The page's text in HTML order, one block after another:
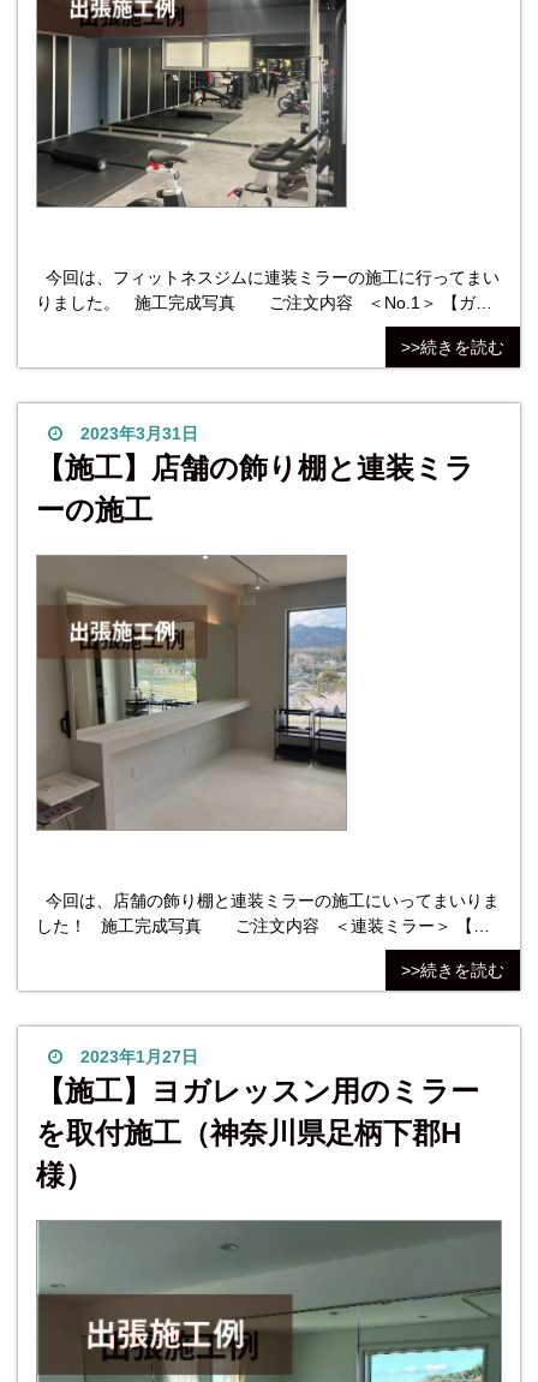
今回は、フィットネスジムに連装ミラーの施工に行ってまい
りました。 施工完成写真 ご注文内容 ＜No.1＞ 【ガラ
ス種類】FLM5:クリアミラー／5mm 【ガラスサイズ】
W1300mm×H1800mm 【切断面処理】全周糸面磨き>>続きを読む
2023年3月31日
【施工】店舗の飾り棚と連装ミラ
ーの施工
今回は、店舗の飾り棚と連装ミラーの施工にいってまいりま
した！ 施工完成写真 ご注文内容 ＜連装ミラー＞ 【ガ
ラス種類】FLM5:クリアミラー/5ｍｍ 【ガラスサイズ】
W1485mm×H1200mm 【切断面処理】全周糸面磨き 【４隅
>>続きを読む
2023年1月27日
【施工】ヨガレッスン用のミラー
を取付施工（神奈川県足柄下郡H
様）